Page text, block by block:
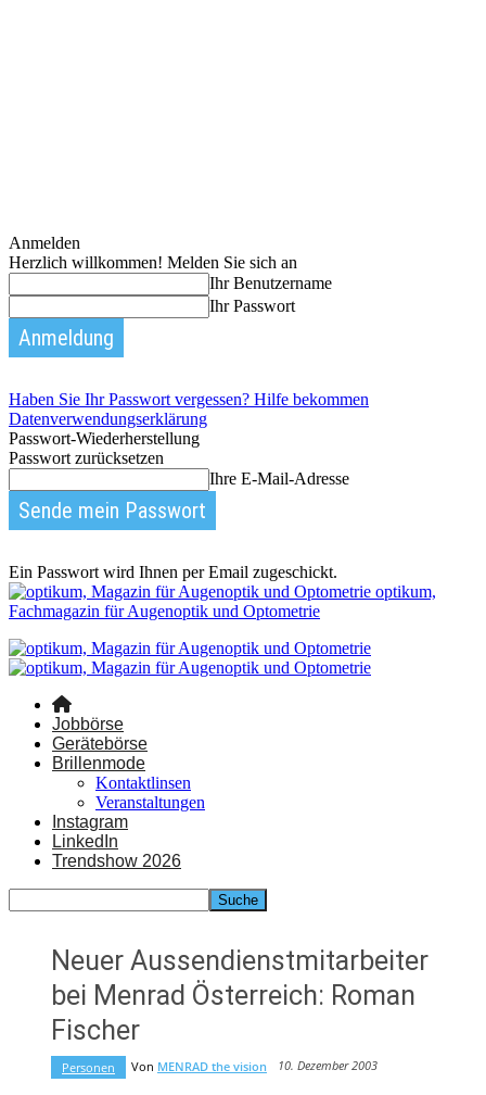
Anmelden
Herzlich willkommen! Melden Sie sich an
Ihr Benutzername
Ihr Passwort
Haben Sie Ihr Passwort vergessen? Hilfe bekommen
Datenverwendungserklärung
Passwort-Wiederherstellung
Passwort zurücksetzen
Ihre E-Mail-Adresse
Ein Passwort wird Ihnen per Email zugeschickt.
optikum,
Fachmagazin für Augenoptik und Optometrie
Jobbörse
Gerätebörse
Brillenmode
Kontaktlinsen
Veranstaltungen
Instagram
LinkedIn
Trendshow 2026
Neuer Aussendienstmitarbeiter
bei Menrad Österreich: Roman
Fischer
Personen Von MENRAD the vision 10. Dezember 2003